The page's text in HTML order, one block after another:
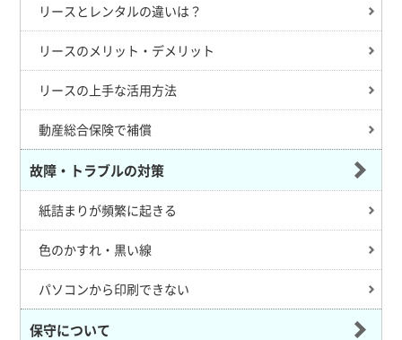
リースとレンタルの違いは？
リースのメリット・デメリット
リースの上手な活用方法
動産総合保険で補償
故障・トラブルの対策
紙詰まりが頻繁に起きる
色のかすれ・黒い線
パソコンから印刷できない
保守について